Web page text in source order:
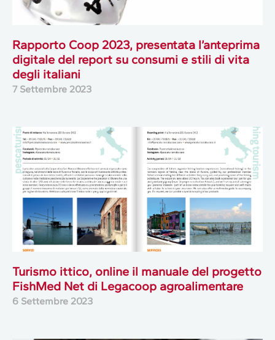
Rapporto Coop 2023, presentata l’anteprima
digitale del report su consumi e stili di vita
degli italiani
7 Settembre 2023
Turismo ittico, online il manuale del progetto
FishMed Net di Legacoop agroalimentare
6 Settembre 2023